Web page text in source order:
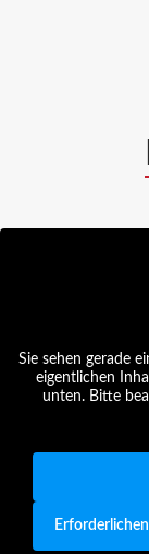
Sie sehen gerade
eigentlichen
unten. Bitte